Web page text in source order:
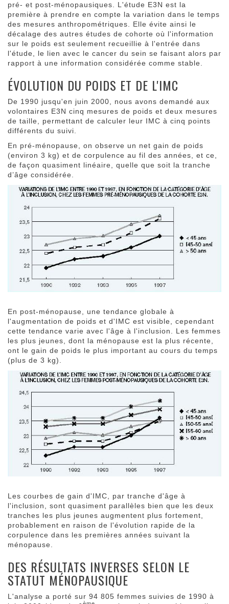
pré- et post-ménopausiques. L'étude E3N est la
première à prendre en compte la variation dans le temps
des mesures anthropométriques. Elle évite ainsi le
décalage des autres études de cohorte où l'information
sur le poids est seulement recueillie à l'entrée dans
l'étude, le lien avec le cancer du sein se faisant alors par
rapport à une information considérée comme stable.
ÉVOLUTION DU POIDS ET DE L'IMC
De 1990 jusqu'en juin 2000, nous avons demandé aux
volontaires E3N cinq mesures de poids et deux mesures
de taille, permettant de calculer leur IMC à cinq points
différents du suivi.
En pré-ménopause, on observe un net gain de poids
(environ 3 kg) et de corpulence au fil des années, et ce,
de façon quasiment linéaire, quelle que soit la tranche
d’âge considérée.
En post-ménopause, une tendance globale à
l'augmentation de poids et d'IMC est visible, cependant
cette tendance varie avec l'âge à l'inclusion. Les femmes
les plus jeunes, dont la ménopause est la plus récente,
ont le gain de poids le plus important au cours du temps
(plus de 3 kg).
Les courbes de gain d'IMC, par tranche d'âge à
l'inclusion, sont quasiment parallèles bien que les deux
tranches les plus jeunes augmentent plus fortement,
probablement en raison de l'évolution rapide de la
corpulence dans les premières années suivant la
ménopause.
DES RÉSULTATS INVERSES SELON LE
STATUT MÉNOPAUSIQUE
L'analyse a porté sur 94 805 femmes suivies de 1990 à